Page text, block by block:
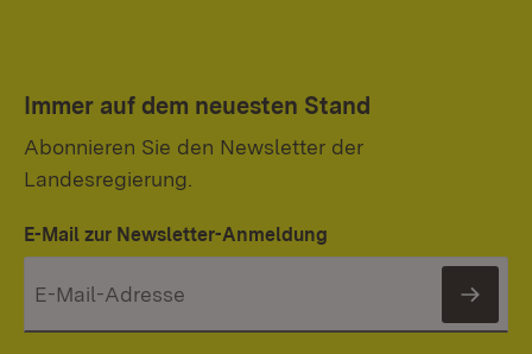
Immer auf dem neuesten Stand
Abonnieren Sie den Newsletter der
Landesregierung.
E-Mail zur Newsletter-Anmeldung